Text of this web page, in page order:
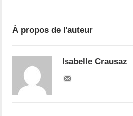
À propos de l'auteur
Isabelle Crausaz